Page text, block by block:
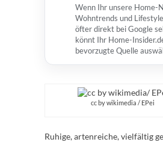
Wenn Ihr unsere Home-
Wohntrends und
öfter direkt bei Google
könnt Ihr Home-
bevorzugte Quelle
cc by wikimedia / EPei
Ruhige, artenreiche, vielfältig